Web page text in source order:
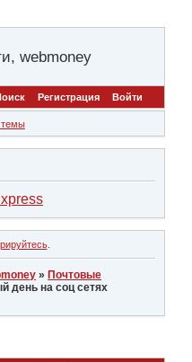
webmoney
Регистрация Войти
темы
.
» Почтовые
день на соц сетях